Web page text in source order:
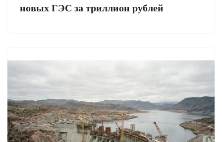
новых ГЭС за триллион рублей